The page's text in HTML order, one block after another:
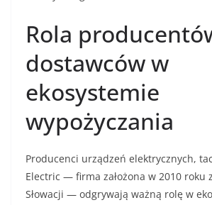
Rola
dostawców w
ekosystemie
wypożyczania
Producenci urządzeń elektrycznych,
Electric — firma założona w 2010 roku
Słowacji — odgrywają ważną rolę w